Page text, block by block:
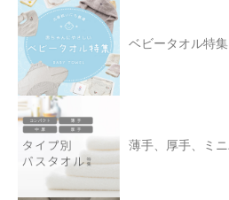
ベビータオル特集
薄手、厚手、ミ